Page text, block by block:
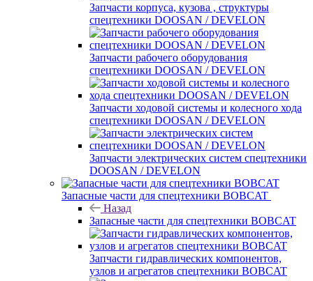
Запчасти корпуса, кузова , структуры
спецтехники DOOSAN / DEVELON
Запчасти рабочего оборудования
спецтехники DOOSAN / DEVELON
Запчасти ходовой системы и колесного хода
спецтехники DOOSAN / DEVELON
Запчасти электрических систем спецтехники
DOOSAN / DEVELON
Запасные части для спецтехники BOBCAT
Назад
Запасные части для спецтехники BOBCAT
Запчасти гидравлических компонентов,
узлов и агрегатов спецтехники BOBCAT